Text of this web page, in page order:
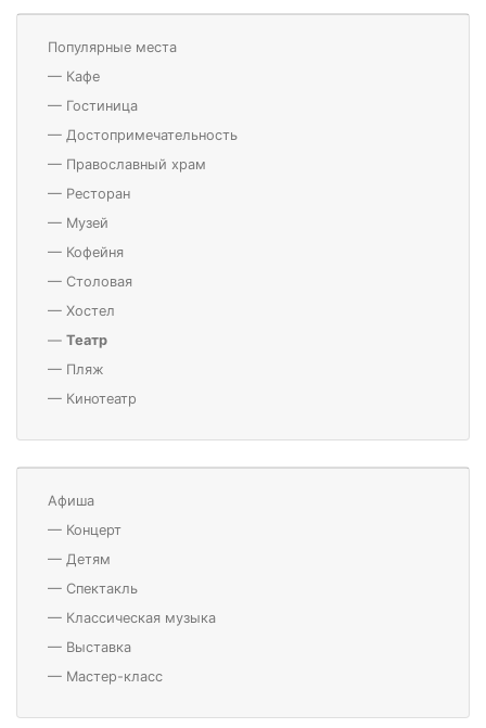
Популярные места
— Кафе
— Гостиница
— Достопримечательность
— Православный храм
— Ресторан
— Музей
— Кофейня
— Столовая
— Хостел
— Театр
— Пляж
— Кинотеатр
Афиша
— Концерт
— Детям
— Спектакль
— Классическая музыка
— Выставка
— Мастер-класс